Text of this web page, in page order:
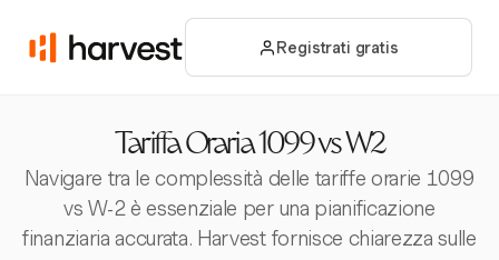
Registrati gratis
Tariffa Oraria 1099 vs W2
Navigare tra le complessità delle tariffe orarie 1099
vs W-2 è essenziale per una pianificazione
finanziaria accurata. Harvest fornisce chiarezza sulle